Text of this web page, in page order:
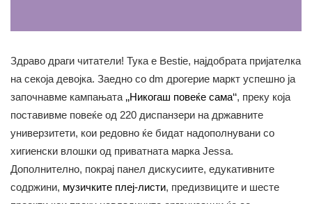
Здраво драги читатели! Тука е Bestie, најдобрата пријателка
на секоја девојка. Заедно со dm дрогерие маркт успешно ја
започнавме кампањата ‚‚Никогаш повеќе сама‘‘, преку која
поставивме повеќе од 220 диспанзери на државните
универзитети, кои редовно ќе бидат надополнувани со
хигиенски влошки од приватната марка Jessa.
Дополнително, покрај панел дискусиите, едукативните
содржини, музичките плеј-листи, предизвиците и шесте